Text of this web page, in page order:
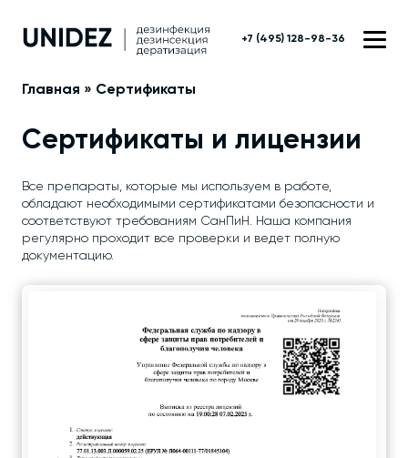
+7 (495) 128-98-36
Главная » Сертификаты
Сертификаты и лицензии
Все препараты, которые мы используем в работе,
обладают необходимыми сертификатами безопасности и
соответствуют требованиям СанПиН. Наша компания
регулярно проходит все проверки и ведет полную
документацию.